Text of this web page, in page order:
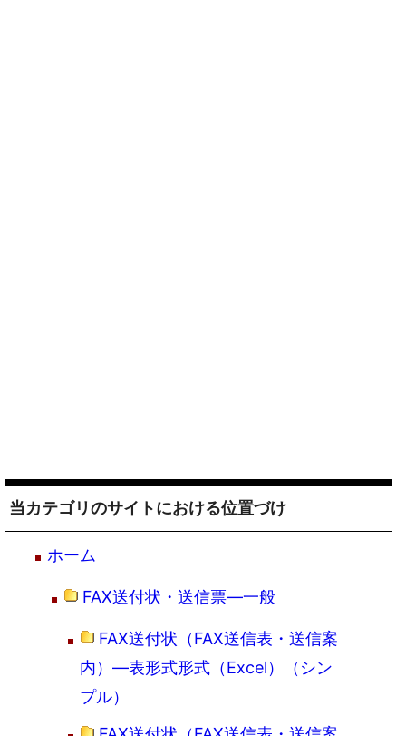
当カテゴリのサイトにおける位置づけ
ホーム
FAX送付状・送信票―一般
FAX送付状（FAX送信表・送信案
内）―表形式形式（Excel）（シン
プル）